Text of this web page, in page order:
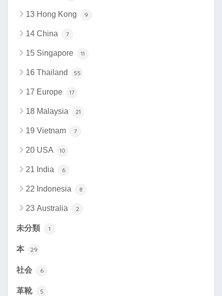
13 Hong Kong 9
14 China 7
15 Singapore 11
16 Thailand 55
17 Europe 17
18 Malaysia 21
19 Vietnam 7
20 USA 10
21 India 6
22 Indonesia 8
23 Australia 2
未分類 1
本 29
社会 6
革靴 5